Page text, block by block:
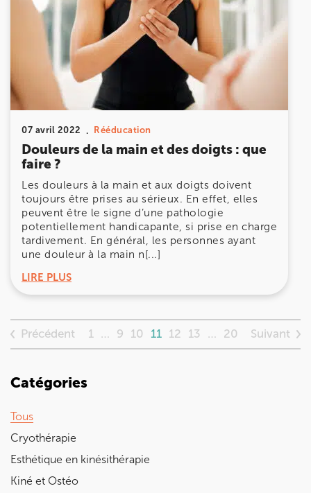
07 avril 2022 Rééducation
Douleurs de la main et des doigts : que
faire ?
Les douleurs à la main et aux doigts doivent
toujours être prises au sérieux. En effet, elles
peuvent être le signe d’une pathologie
potentiellement handicapante, si prise en charge
tardivement. En général, les personnes ayant
une douleur à la main n[...]
LIRE PLUS
Précédent 1 … 9 10 11 12 13 … 20 Suivant
Catégories
Tous
Cryothérapie
Esthétique en kinésithérapie
Kiné et Ostéo